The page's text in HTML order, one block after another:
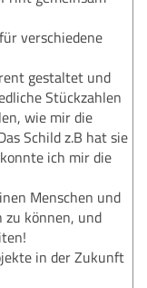
verschiedene
gestaltet und
Stückzahlen
wie mir die
Schild z.B hat sie
ich mir die
Menschen und
können, und
in der Zukunft